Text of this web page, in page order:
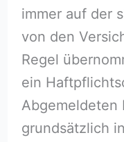
immer auf der
von den
Regel
ein
Abgemeldeten
grundsätzlich